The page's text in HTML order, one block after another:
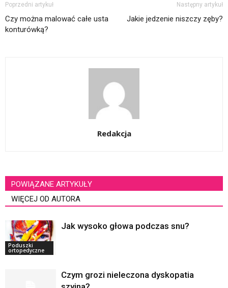
Poprzedni artykuł
Czy można malować całe usta
konturówką?
Następny artykuł
Jakie jedzenie niszczy zęby?
Redakcja
POWIĄZANE ARTYKUŁY
WIĘCEJ OD AUTORA
Poduszki
ortopedyczne
Jak wysoko głowa podczas snu?
Czym grozi nieleczona dyskopatia